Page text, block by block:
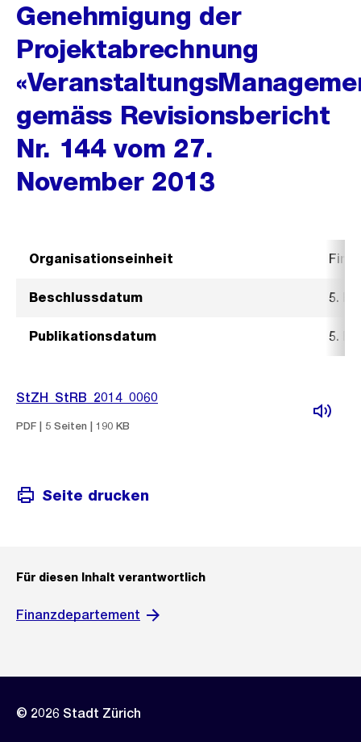
Genehmigung der
Projektabrechnung
gemäss Revisionsbericht
Nr. 144 vom 27.
November 2013
Organisationseinheit
Beschlussdatum 5.
Publikationsdatum 5.
StZH_StRB_2014_0060
PDF | 5 Seiten | 190 KB
Seite drucken
Für diesen Inhalt verantwortlich
Finanzdepartement
© 2026 Stadt Zürich